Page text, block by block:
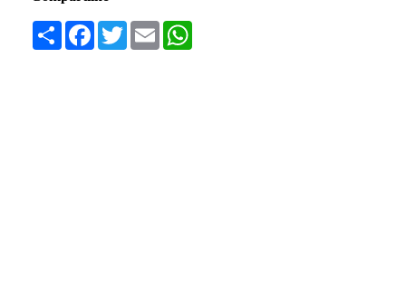
Compartilhar
Facebook
TwitterEmail